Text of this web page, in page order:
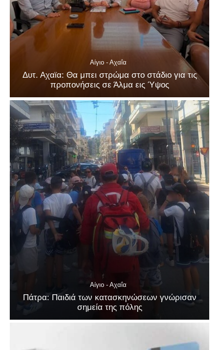
Αίγιο - Αχαΐα
Δυτ. Αχαϊα: Θα μπει στρώμα στο στάδιο για τις
προπονήσεις σε Άλμα εις Ύψος
Αίγιο - Αχαΐα
Πάτρα: Παιδιά των κατασκηνώσεων γνώρισαν
σημεία της πόλης